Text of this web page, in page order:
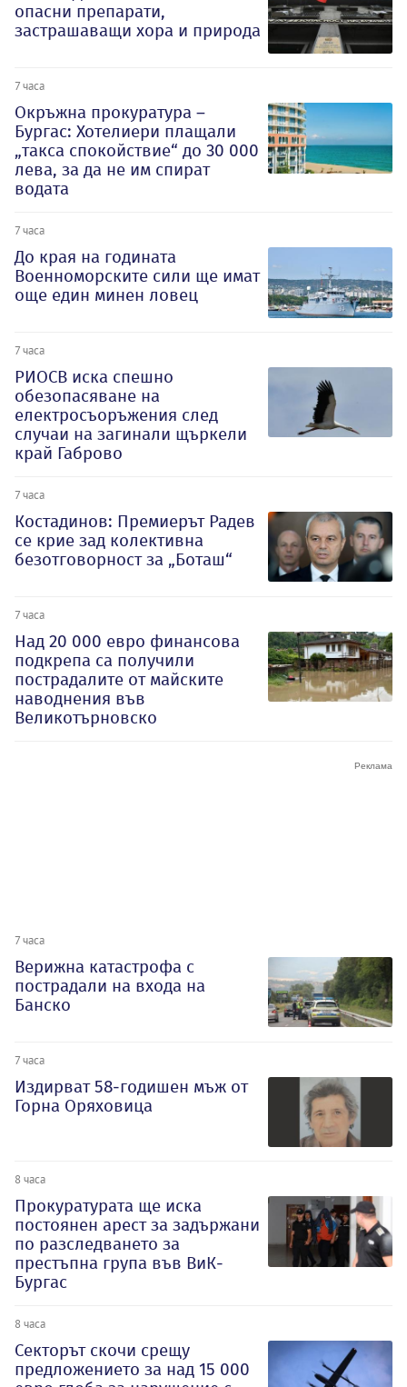
опасни препарати,
застрашаващи хора и природа
7 часа
Окръжна прокуратура –
Бургас: Хотелиери плащали
„такса спокойствие“ до 30 000
лева, за да не им спират
водата
7 часа
До края на годината
Военноморските сили ще имат
още един минен ловец
7 часа
РИОСВ иска спешно
обезопасяване на
електросъоръжения след
случаи на загинали щъркели
край Габрово
7 часа
Костадинов: Премиерът Радев
се крие зад колективна
безотговорност за „Боташ“
7 часа
Над 20 000 евро финансова
подкрепа са получили
пострадалите от майските
наводнения във
Великотърновско
7 часа
Верижна катастрофа с
пострадали на входа на
Банско
7 часа
Издирват 58-годишен мъж от
Горна Оряховица
8 часа
Прокуратурата ще иска
постоянен арест за задържани
по разследването за
престъпна група във ВиК-
Бургас
8 часа
Секторът скочи срещу
предложението за над 15 000